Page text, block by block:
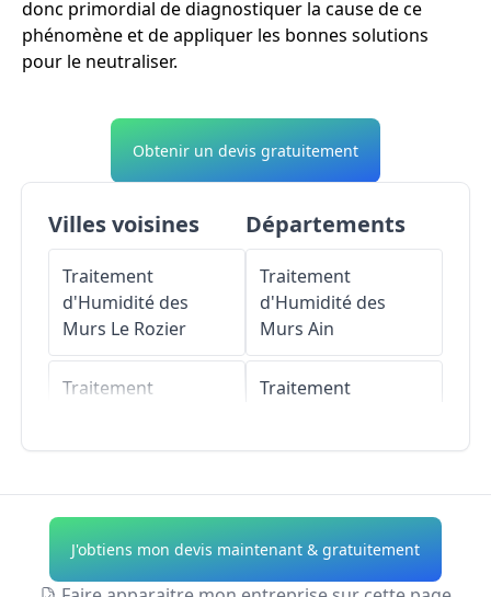
donc primordial de diagnostiquer la cause de ce
phénomène et de appliquer les bonnes solutions
pour le neutraliser.
Obtenir un devis gratuitement
Villes voisines
Traitement
d'Humidité des
Murs Le Rozier
Traitement
Traitement
d'Humidité des
Murs Rivière-sur-
Tarn
Départements
Traitement
d'Humidité des
Murs Ain
Traitement
Traitement
d'Humidité des
Murs Allier
J'obtiens mon devis maintenant & gratuitement